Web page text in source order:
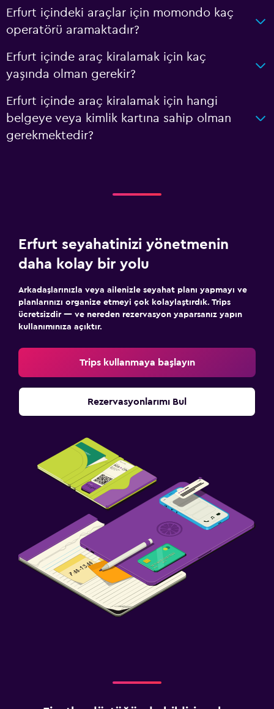
Erfurt içindeki araçlar için momondo kaç
operatörü aramaktadır?
Erfurt içinde araç kiralamak için kaç
yaşında olman gerekir?
Erfurt içinde araç kiralamak için hangi
belgeye veya kimlik kartına sahip olman
gerekmektedir?
Erfurt seyahatinizi yönetmenin
daha kolay bir yolu
Arkadaşlarınızla veya ailenizle seyahat planı yapmayı ve
planlarınızı organize etmeyi çok kolaylaştırdık. Trips
ücretsizdir — ve nereden rezervasyon yaparsanız yapın
kullanımınıza açıktır.
Trips kullanmaya başlayın
Rezervasyonlarımı Bul